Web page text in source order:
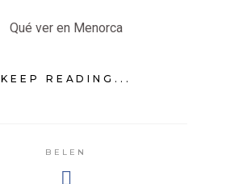
Qué ver en Menorca
KEEP READING...
BELEN